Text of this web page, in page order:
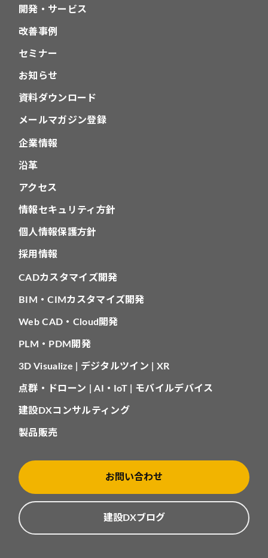
開発・サービス
改善事例
セミナー
お知らせ
資料ダウンロード
メールマガジン登録
企業情報
沿革
アクセス
情報セキュリティ方針
個人情報保護方針
採用情報
CADカスタマイズ開発
BIM・CIMカスタマイズ開発
Web CAD・Cloud開発
PLM・PDM開発
3D Visualize | デジタルツイン | XR
点群・ドローン | AI・IoT | モバイルデバイス
建設DXコンサルティング
製品販売
お問い合わせ
建設DXブログ